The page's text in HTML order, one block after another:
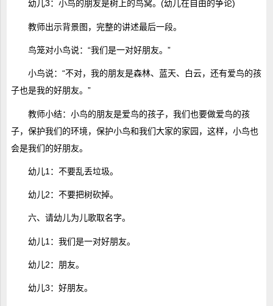
幼儿3：小鸟的朋友是树上的鸟窝。(幼儿在自由的争论)
教师出示背景图，完整的讲述最后一段。
鸟笼对小鸟说：“我们是一对好朋友。”
小鸟说：“不对，我的朋友是森林、蓝天、白云，还有爱鸟的孩
子也是我的好朋友。”
教师小结：小鸟的朋友是爱鸟的孩子，我们也要做爱鸟的孩
子，保护我们的环境，保护小鸟和我们大家的家园，这样，小鸟也
会是我们的好朋友。
幼儿1：不要乱丢垃圾。
幼儿2：不要把树砍掉。
六、请幼儿为儿歌取名字。
幼儿1：我们是一对好朋友。
幼儿2：朋友。
幼儿3：好朋友。